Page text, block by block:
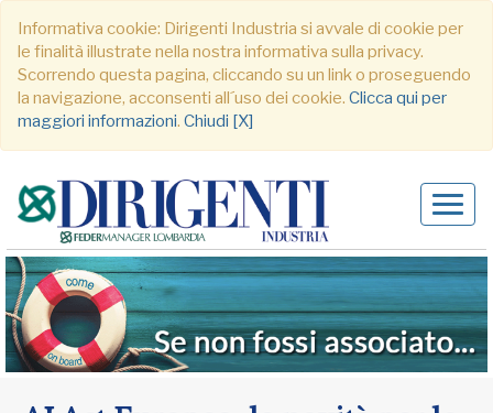
Informativa cookie: Dirigenti Industria si avvale di cookie per
le finalità illustrate nella nostra informativa sulla privacy.
Scorrendo questa pagina, cliccando su un link o proseguendo
la navigazione, acconsenti all´uso dei cookie. Clicca qui per
maggiori informazioni. Chiudi [X]